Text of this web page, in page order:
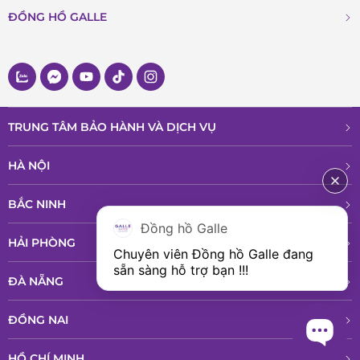
Thứ
Những chức năng này giúp người dùng dễ dàng theo dõi
thời gian cũng như lịch trong ngày.
ĐỒNG HỒ GALLE
TRUNG TÂM BẢO HÀNH VÀ DỊCH VỤ
HÀ NỘI
BẮC NINH
HẢI PHÒNG
ĐÀ NẴNG
ĐỒNG NAI
Đồng hồ Galle
Chuyên viên Đồng hồ Galle đang
sẵn sàng hỗ trợ bạn !!!